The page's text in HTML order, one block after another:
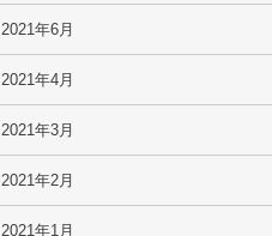
2021年6月
2021年4月
2021年3月
2021年2月
2021年1月